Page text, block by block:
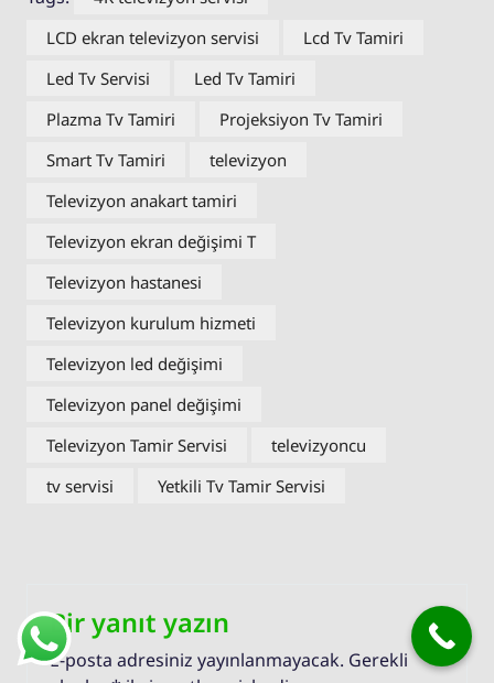
LCD ekran televizyon servisi
Lcd Tv Tamiri
Led Tv Servisi
Led Tv Tamiri
Plazma Tv Tamiri
Projeksiyon Tv Tamiri
Smart Tv Tamiri
televizyon
Televizyon anakart tamiri
Televizyon ekran değişimi T
Televizyon hastanesi
Televizyon kurulum hizmeti
Televizyon led değişimi
Televizyon panel değişimi
Televizyon Tamir Servisi
televizyoncu
tv servisi
Yetkili Tv Tamir Servisi
Bir yanıt yazın
E-posta adresiniz yayınlanmayacak. Gerekli